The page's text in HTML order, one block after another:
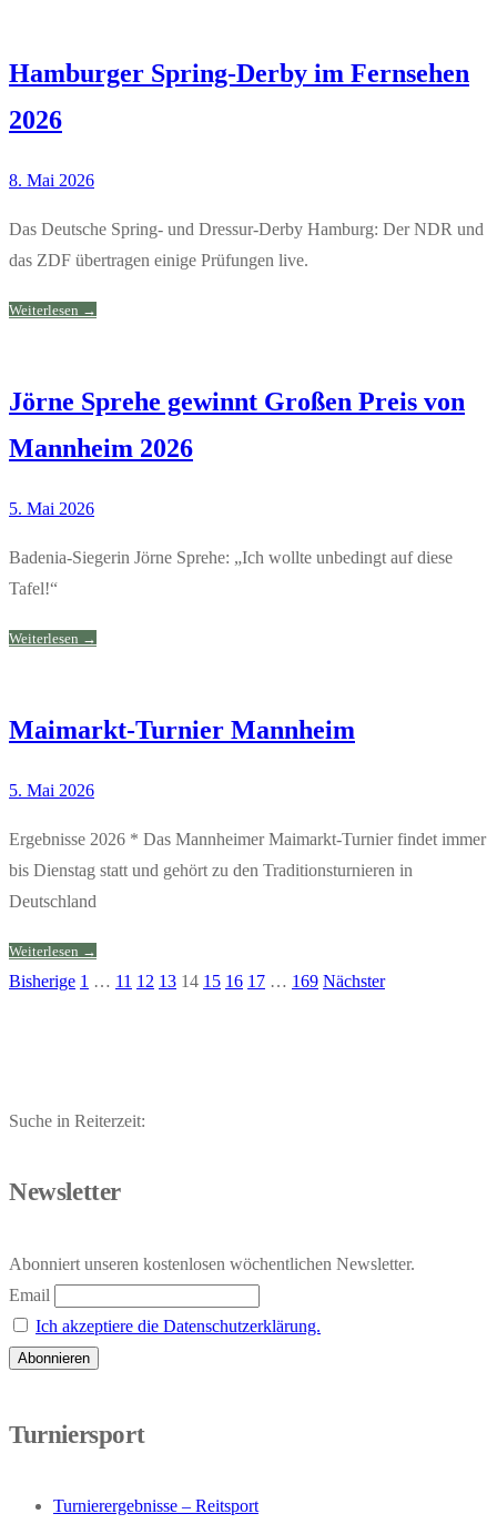
Hamburger Spring-Derby im Fernsehen
2026
8. Mai 2026
Das Deutsche Spring- und Dressur-Derby Hamburg: Der NDR und
das ZDF übertragen einige Prüfungen live.
Weiterlesen →
Jörne Sprehe gewinnt Großen Preis von
Mannheim 2026
5. Mai 2026
Badenia-Siegerin Jörne Sprehe: „Ich wollte unbedingt auf diese
Tafel!“
Weiterlesen →
Maimarkt-Turnier Mannheim
5. Mai 2026
Ergebnisse 2026 * Das Mannheimer Maimarkt-Turnier findet immer
bis Dienstag statt und gehört zu den Traditionsturnieren in
Deutschland
Weiterlesen →
Seitennummerierung
Bisherige 1 … 11 12 13 14 15 16 17 … 169 Nächster
Suche in Reiterzeit:
Newsletter
Abonniert unseren kostenlosen wöchentlichen Newsletter.
Email
Ich akzeptiere die Datenschutzerklärung.
Turniersport
Turnierergebnisse – Reitsport